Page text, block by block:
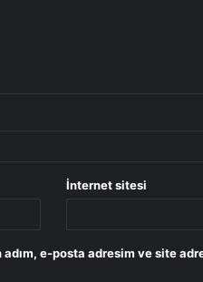
İnternet sitesi
e-posta adresim ve site